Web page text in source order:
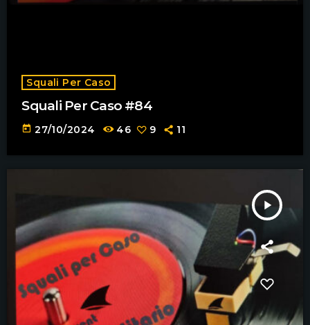
Squali Per Caso
Squali Per Caso #84
today 27/10/2024 46 9 11
play_arrow